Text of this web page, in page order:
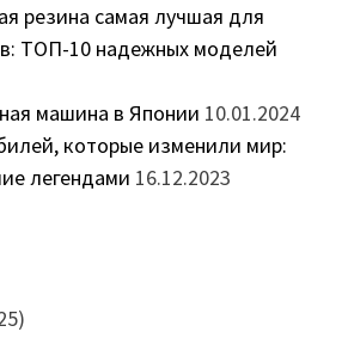
резина самая лучшая для
ТОП-10 надежных моделей
машина в Японии 10.01.2024
которые изменили мир:
легендами 16.12.2023